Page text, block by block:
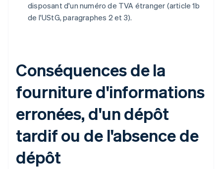
disposant d'un numéro de TVA étranger (article 1b
de l'UStG, paragraphes 2 et 3).
Conséquences de la
fourniture d'informations
erronées, d'un dépôt
tardif ou de l'absence de
dépôt